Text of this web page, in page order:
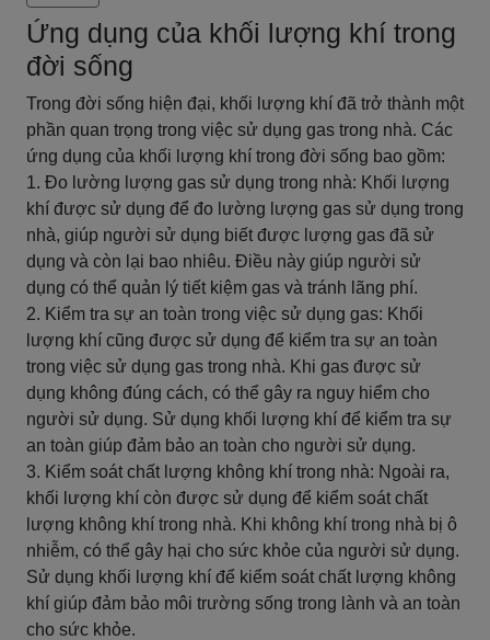
Ứng dụng của khối lượng khí trong
đời sống
Trong đời sống hiện đại, khối lượng khí đã trở thành một
phần quan trọng trong việc sử dụng gas trong nhà. Các
ứng dụng của khối lượng khí trong đời sống bao gồm:
1. Đo lường lượng gas sử dụng trong nhà: Khối lượng
khí được sử dụng để đo lường lượng gas sử dụng trong
nhà, giúp người sử dụng biết được lượng gas đã sử
dụng và còn lại bao nhiêu. Điều này giúp người sử
dụng có thể quản lý tiết kiệm gas và tránh lãng phí.
2. Kiểm tra sự an toàn trong việc sử dụng gas: Khối
lượng khí cũng được sử dụng để kiểm tra sự an toàn
trong việc sử dụng gas trong nhà. Khi gas được sử
dụng không đúng cách, có thể gây ra nguy hiểm cho
người sử dụng. Sử dụng khối lượng khí để kiểm tra sự
an toàn giúp đảm bảo an toàn cho người sử dụng.
3. Kiểm soát chất lượng không khí trong nhà: Ngoài ra,
khối lượng khí còn được sử dụng để kiểm soát chất
lượng không khí trong nhà. Khi không khí trong nhà bị ô
nhiễm, có thể gây hại cho sức khỏe của người sử dụng.
Sử dụng khối lượng khí để kiểm soát chất lượng không
khí giúp đảm bảo môi trường sống trong lành và an toàn
cho sức khỏe.